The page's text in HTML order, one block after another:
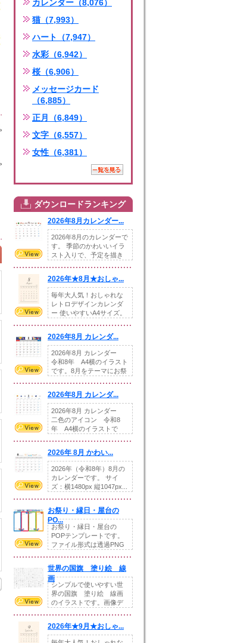
カレンダー（8,076）
猫（7,993）
ハート（7,947）
水彩（6,942）
桜（6,906）
メッセージカード
（6,885）
正月（6,849）
文字（6,557）
女性（6,381）
ダウンロードランキング
2026年8月カレンダー...
2026年8月のカレンダーで
す。 季節のかわいいイラ
スト入りで、予定を描き
2026年★8月★おしゃ...
毎年大人気！おしゃれな
レトロデザインカレンダ
ー 使いやすいA4サイズ。
2026年8月 カレンダ...
2026年8月 カレンダー
令和8年 A4横のイラスト
です。8月をテーマにお祭
2026年8月 カレンダ...
2026年8月 カレンダー
二色のアイコン 令和8
年 A4横のイラストで
2026年 8月 かわい...
2026年（令和8年）8月の
カレンダーです。 サイ
ズ：横1480px 縦1047px...
お祭り・縁日・屋台の
PO...
お祭り・縁日・屋台の
POPテンプレートです。
ファイル形式は透過PNG
世界の国旗 塗り絵 線
画
シンプルで使いやすい世
界の国旗 塗り絵 線画
のイラストです。画像デ
2026年★9月★おしゃ...